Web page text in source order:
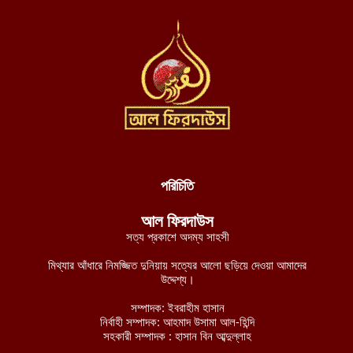
যুদ্ধ বন্ধে নাইজার রাষ্ট্রপ্রধানকে জেএনআইএম-এর শর্ত: মানব রচিত
সংবিধান ছেড়ে শরিয়াহ্ প্রতিষ্ঠা করুন
নব্য চাঁদাবাজদের হাতে জিম্মি রাজধানীবাসী, ৩৫ স্পটে পুলিশ সদস্যরাই করছে
বুরকিনান জান্তা বাহিনীর ১২টি সামরিক অবস্থানের নিয়ন্ত্রণ নিয়েছে
মালিতে জান্তা ও রুশ বাহিনীর ৫টি কনভয়ে প্রতিরোধ বাহিনী জেএনআইএম-
পরিচিতি
আল ফিরদাউস
সত্য প্রকাশে অদম্য সাহসী
মিথ্যার আঁধারে নিমজ্জিত দুনিয়ায় সত্যের আলো ছড়িয়ে দেওয়া আমাদের
উদ্দেশ্য।
সম্পাদক: ইবরাহীম হাসান
নির্বাহী সম্পাদক: আহমাদ উসামা আল-হিন্দি
সহকারী সম্পাদক : হাসান বিন আব্দুল্লাহ